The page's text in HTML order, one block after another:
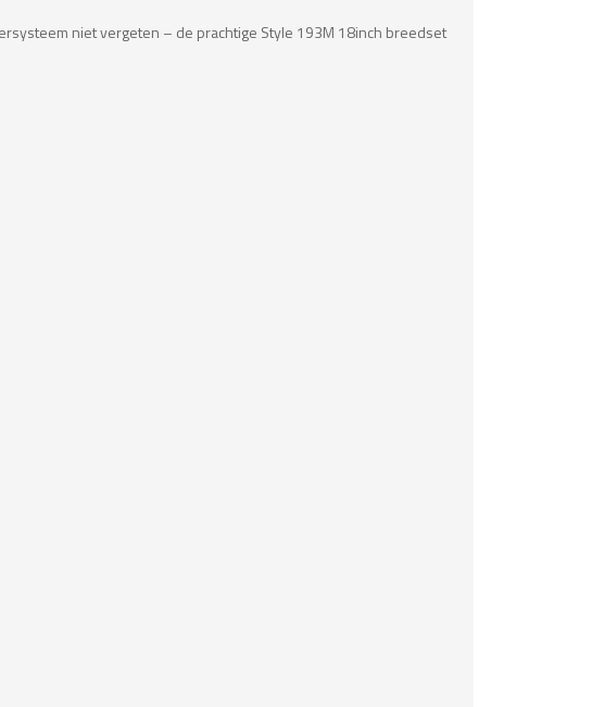
niet vergeten – de prachtige Style 193M 18inch breedset